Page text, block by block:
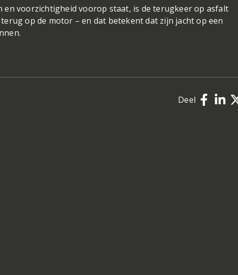
en voorzichtigheid voorop staat, is de terugkeer op asfalt
op de motor – en dat betekent dat zijn jacht op een
Deel